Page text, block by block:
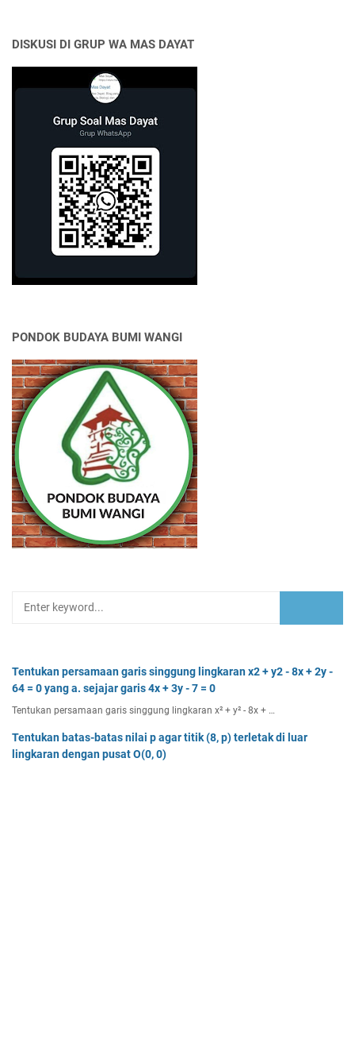
DISKUSI DI GRUP WA MAS DAYAT
PONDOK BUDAYA BUMI WANGI
Tentukan persamaan garis singgung lingkaran x2 + y2 - 8x + 2y -
64 = 0 yang a. sejajar garis 4x + 3y - 7 = 0
Tentukan persamaan garis singgung lingkaran x² + y² - 8x + …
Tentukan batas-batas nilai p agar titik (8, p) terletak di luar
lingkaran dengan pusat O(0, 0)